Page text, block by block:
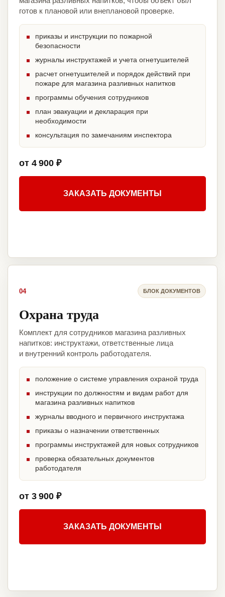
готов к плановой или внеплановой проверке.
приказы и инструкции по пожарной
безопасности
журналы инструктажей и учета огнетушителей
расчет огнетушителей и порядок действий при
пожаре для магазина разливных напитков
программы обучения сотрудников
план эвакуации и декларация при
необходимости
консультация по замечаниям инспектора
от 4 900 ₽
ЗАКАЗАТЬ ДОКУМЕНТЫ
04 БЛОК ДОКУМЕНТОВ
Охрана труда
Комплект для сотрудников магазина разливных
напитков: инструктажи, ответственные лица
и внутренний контроль работодателя.
положение о системе управления охраной труда
инструкции по должностям и видам работ для
магазина разливных напитков
журналы вводного и первичного инструктажа
приказы о назначении ответственных
программы инструктажей для новых сотрудников
проверка обязательных документов
работодателя
от 3 900 ₽
ЗАКАЗАТЬ ДОКУМЕНТЫ